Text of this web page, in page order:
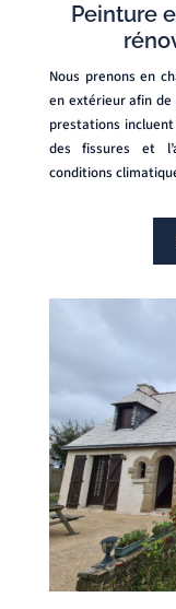
Peinture
Nous prenons en
en extérieur afin
prestations
des fissures et
conditions